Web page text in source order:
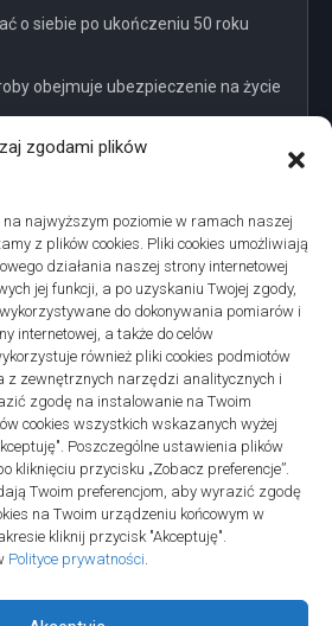
zgodami plików
najwyższym poziomie w ramach naszej
z plików cookies. Pliki cookies umożliwiają
działania naszej strony internetowej
jej funkcji, a po uzyskaniu Twojej zgody,
do dokonywania pomiarów i
internetowej, a także do celów
również pliki cookies podmiotów
z zewnętrznych narzędzi analitycznych i
zgodę na instalowanie na Twoim
cookies wszystkich wskazanych wyżej
Poszczególne ustawienia plików
kliknięciu przycisku „Zobacz preferencje”.
Twoim preferencjom, aby wyrazić zgodę
na Twoim urządzeniu końcowym w
kliknij przycisk "Akceptuję".
Polityce prywatności.
o siebie po ukończeniu 50 roku
obejmuje ubezpieczenie na życie